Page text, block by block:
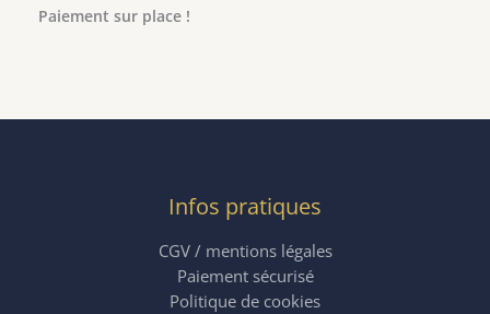
Paiement sur place !
Infos pratiques
CGV / mentions légales
Paiement sécurisé
Politique de cookies